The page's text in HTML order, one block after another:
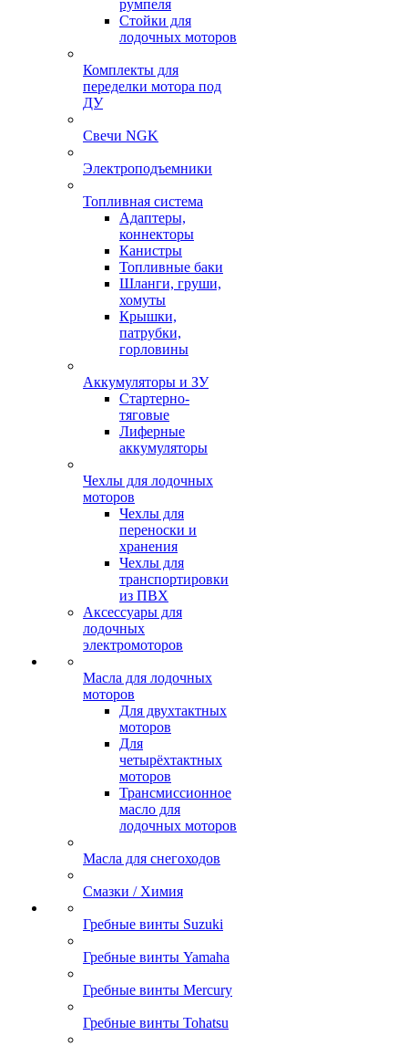
румпеля
Стойки для
лодочных моторов
Комплекты для
переделки мотора под
ДУ
Свечи NGK
Электроподъемники
Топливная система
Адаптеры,
коннекторы
Канистры
Топливные баки
Шланги, груши,
хомуты
Крышки,
патрубки,
горловины
Аккумуляторы и ЗУ
Стартерно-
тяговые
Лиферные
аккумуляторы
Чехлы для лодочных
моторов
Чехлы для
переноски и
хранения
Чехлы для
транспортировки
из ПВХ
Аксессуары для
лодочных
электромоторов
Масла для лодочных
моторов
Для двухтактных
моторов
Для
четырёхтактных
моторов
Трансмиссионное
масло для
лодочных моторов
Масла для снегоходов
Смазки / Химия
Гребные винты Suzuki
Гребные винты Yamaha
Гребные винты Mercury
Гребные винты Tohatsu